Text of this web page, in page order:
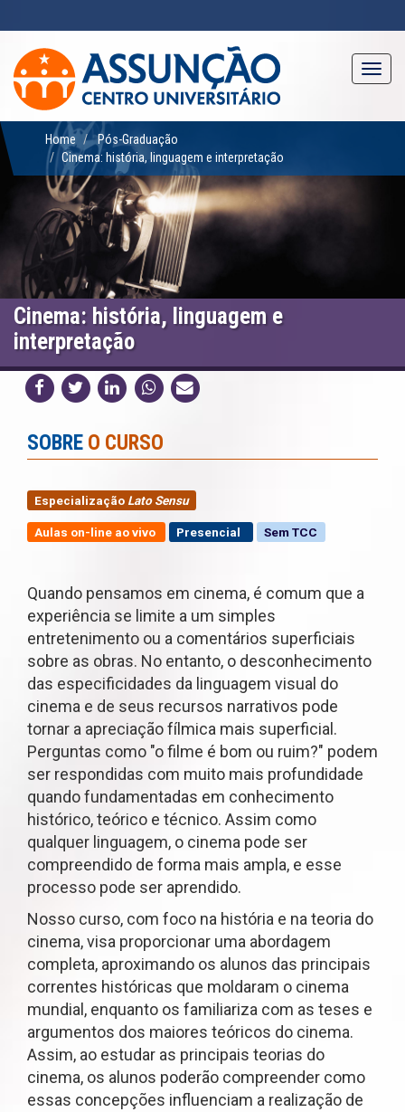
conteúdo
principal
Home
Pós-Graduação
Cinema: história, linguagem e interpretação
Cinema: história, linguagem e
interpretação
SOBRE O CURSO
Especialização Lato Sensu
Aulas on-line ao vivo Presencial Sem TCC
Quando pensamos em cinema, é comum que a
experiência se limite a um simples
entretenimento ou a comentários superficiais
sobre as obras. No entanto, o desconhecimento
das especificidades da linguagem visual do
cinema e de seus recursos narrativos pode
tornar a apreciação fílmica mais superficial.
Perguntas como "o filme é bom ou ruim?" podem
ser respondidas com muito mais profundidade
quando fundamentadas em conhecimento
histórico, teórico e técnico. Assim como
qualquer linguagem, o cinema pode ser
compreendido de forma mais ampla, e esse
processo pode ser aprendido.
Nosso curso, com foco na história e na teoria do
cinema, visa proporcionar uma abordagem
completa, aproximando os alunos das principais
correntes históricas que moldaram o cinema
mundial, enquanto os familiariza com as teses e
argumentos dos maiores teóricos do cinema.
Assim, ao estudar as principais teorias do
cinema, os alunos poderão compreender como
essas concepções influenciam a realização de